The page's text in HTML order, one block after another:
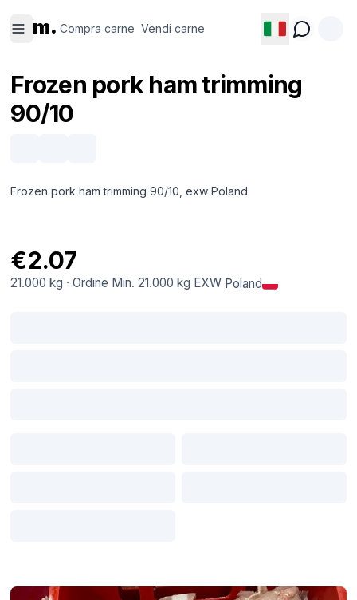
m. Compra carne Vendi carne
carne
carne
Frozen pork ham trimming
90/10
Frozen pork ham trimming 90/10, exw Poland
€2.07
21.000 kg ·Ordine Min. 21.000 kg EXW Poland